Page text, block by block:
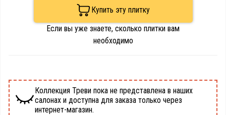
Купить эту плитку
Если вы уже знаете, сколько плитки вам
необходимо
Коллекция Треви пока не представлена в наших
салонах и доступна для заказа только через
интернет-магазин.